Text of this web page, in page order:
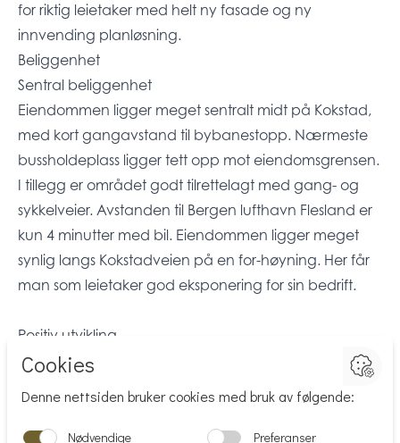
for riktig leietaker med helt ny fasade og ny
innvending planløsning.
Beliggenhet
Sentral beliggenhet
Eiendommen ligger meget sentralt midt på Kokstad,
med kort gangavstand til bybanestopp. Nærmeste
bussholdeplass ligger tett opp mot eiendomsgrensen.
I tillegg er området godt tilrettelagt med gang- og
sykkelveier. Avstanden til Bergen lufthavn Flesland er
kun 4 minutter med bil. Eiendommen ligger meget
synlig langs Kokstadveien på en for-høyning. Her får
man som leietaker god eksponering for sin bedrift.
Positiv utvikling
Kokstad har opplevd en betydelig vekst i
vært en positiv driver for område- utviklingen.
Utviklingen er ventet å fortsette videre, både med